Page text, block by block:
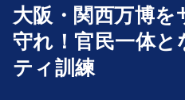
大阪・関西万博を
守れ！官民一体と
ティ訓練